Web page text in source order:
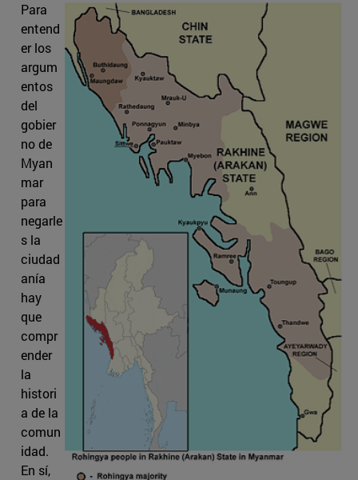
Para
entend
er los
argum
entos
del
gobier
no de
Myan
mar
para
negarle
s la
ciudad
anía
hay
que
compr
ender
la
histori
a de la
comun
idad.
En sí,